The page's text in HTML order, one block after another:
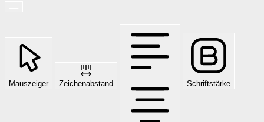
Mauszeiger Zeichenabstand Schriftstärke